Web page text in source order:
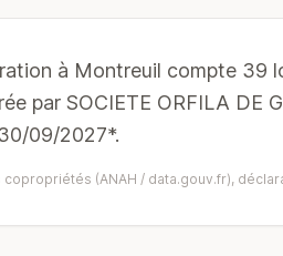
à Montreuil compte 39
par SOCIETE ORFILA DE
09/2027*.
(ANAH / data.gouv.fr),